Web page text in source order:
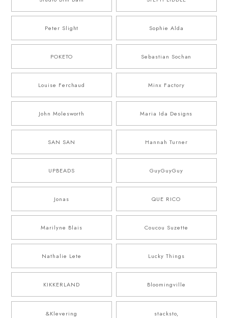
Peter Slight Sophie Alda
POKETO Sebastian Sochan
Louise Ferchaud Minx Factory
John Molesworth Maria Ida Designs
SAN SAN Hannah Turner
UPBEADS GuyGuyGuy
Jonas QUE RICO
Marilyne Blais Coucou Suzette
Nathalie Lete Lucky Things
KIKKERLAND Bloomingville
&Klevering stacksto,